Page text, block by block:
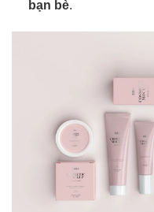
bạn bè.